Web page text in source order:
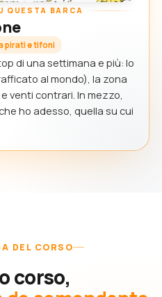
QUESTA BARCA
pirati e tifoni
di una settimana e più: lo
al mondo), la zona
venti contrari. In mezzo,
ho adesso, quella su cui
DEL CORSO
corso,